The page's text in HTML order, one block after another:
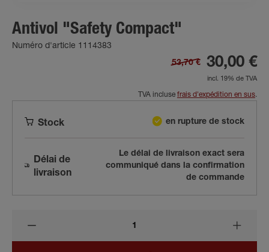
Antivol "Safety Compact"
Numéro d'article 1114383
53,70 €
30,00 €
incl. 19% de TVA
TVA incluse frais d'expédition en sus.
Stock en rupture de stock
Délai de
livraison
Le délai de livraison exact sera
communiqué dans la confirmation
de commande